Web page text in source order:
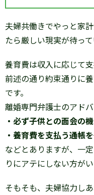
夫婦共働きでやっと家
たら厳しい現実が待って
養育費は収入に応じて支
前述の通り約束通りに
です。
離婚専門弁護士のアド
・必ず子供との面会の
・養育費を支払う通帳
などとありますが、一
りにアテにしない方がい
そもそも、夫婦協力し